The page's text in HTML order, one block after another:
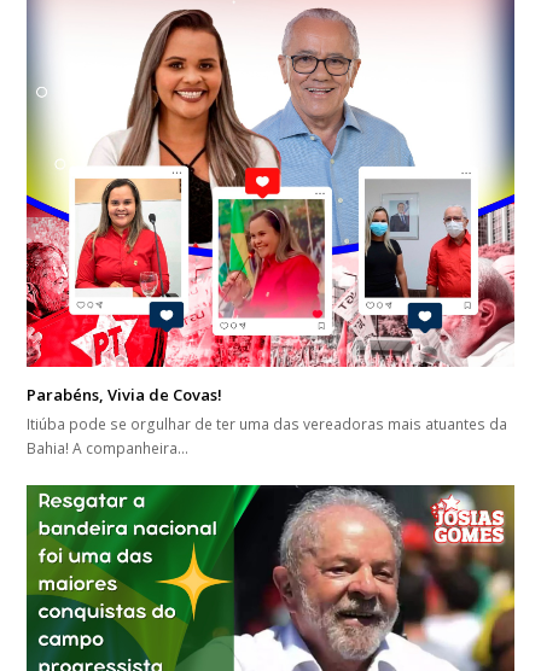
Parabéns, Vivia de Covas!
Itiúba pode se orgulhar de ter uma das vereadoras mais atuantes da
Bahia! A companheira…